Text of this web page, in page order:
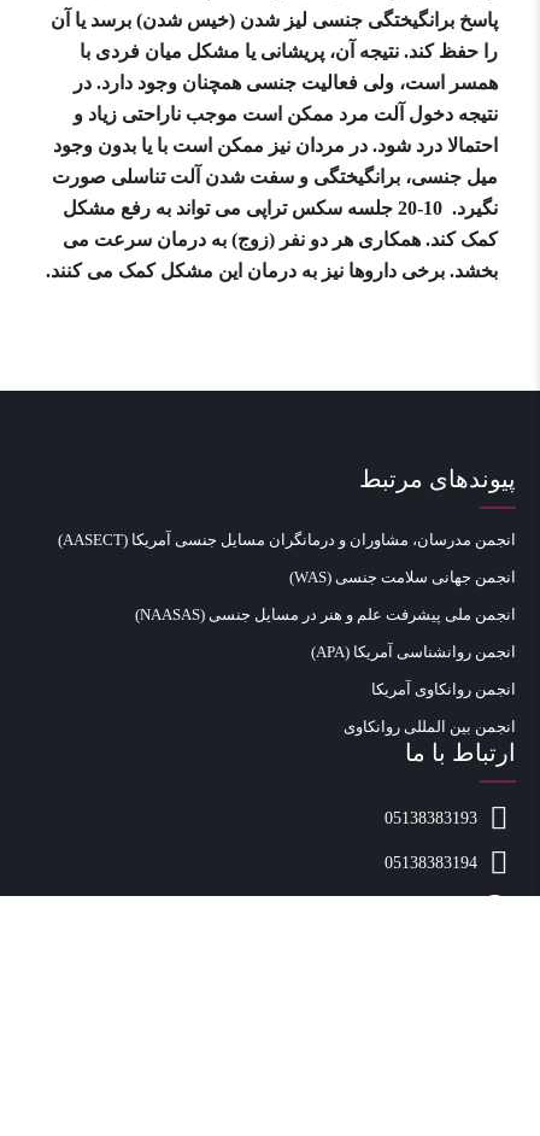
پاسخ برانگیختگی جنسی لیز شدن (خیس شدن) برسد یا آن
را حفظ کند. نتیجه آن، پریشانی یا مشکل میان فردی با
همسر است، ولی فعالیت جنسی همچنان وجود دارد. در
نتیجه دخول آلت مرد ممکن است موجب ناراحتی زیاد و
احتمالا درد شود. در مردان نیز ممکن است با یا بدون وجود
میل جنسی، برانگیختگی و سفت شدن آلت تناسلی صورت
نگیرد. 10-20 جلسه سکس تراپی می تواند به رفع مشکل
کمک کند. همکاری هر دو نفر (زوج) به درمان سرعت می
بخشد. برخی داروها نیز به درمان این مشکل کمک می کنند.
پیوندهای مرتبط
انجمن مدرسان، مشاوران و درمانگران مسایل جنسی آمریکا (AASECT)
انجمن جهانی سلامت جنسی (WAS)
انجمن ملی پیشرفت علم و هنر در مسایل جنسی (NAASAS)
انجمن روانشناسی آمریکا (APA)
انجمن روانکاوی آمریکا
انجمن بین المللی روانکاوی
ارتباط با ما
05138383193
05138383194